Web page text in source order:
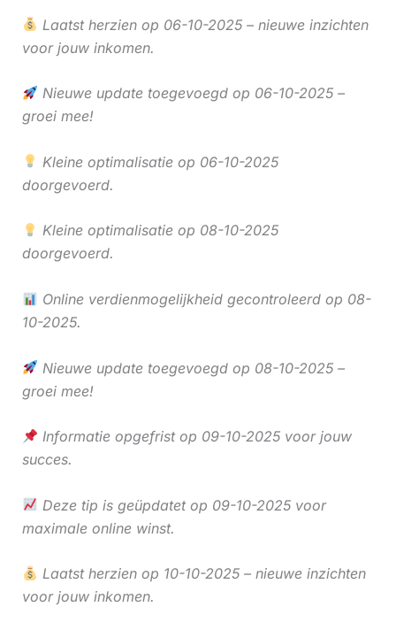
Laatst herzien op 06-10-2025 – nieuwe inzichten
voor jouw inkomen.
Nieuwe update toegevoegd op 06-10-2025 –
groei mee!
Kleine optimalisatie op 06-10-2025
doorgevoerd.
Kleine optimalisatie op 08-10-2025
doorgevoerd.
Online verdienmogelijkheid gecontroleerd op 08-
10-2025.
Nieuwe update toegevoegd op 08-10-2025 –
groei mee!
Informatie opgefrist op 09-10-2025 voor jouw
succes.
Deze tip is geüpdatet op 09-10-2025 voor
maximale online winst.
Laatst herzien op 10-10-2025 – nieuwe inzichten
voor jouw inkomen.